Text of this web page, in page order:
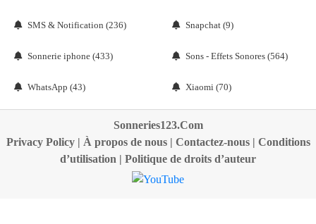
SMS & Notification (236) Snapchat (9)
Sonnerie iphone (433) Sons - Effets Sonores (564)
WhatsApp (43) Xiaomi (70)
Sonneries123.Com
Privacy Policy| À propos de nous| Contactez-nous| Conditions
d’utilisation | Politique de droits d’auteur